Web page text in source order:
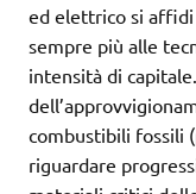
ed elettrico si
sempre più alle
intensità di
combustibili fossili
riguardare